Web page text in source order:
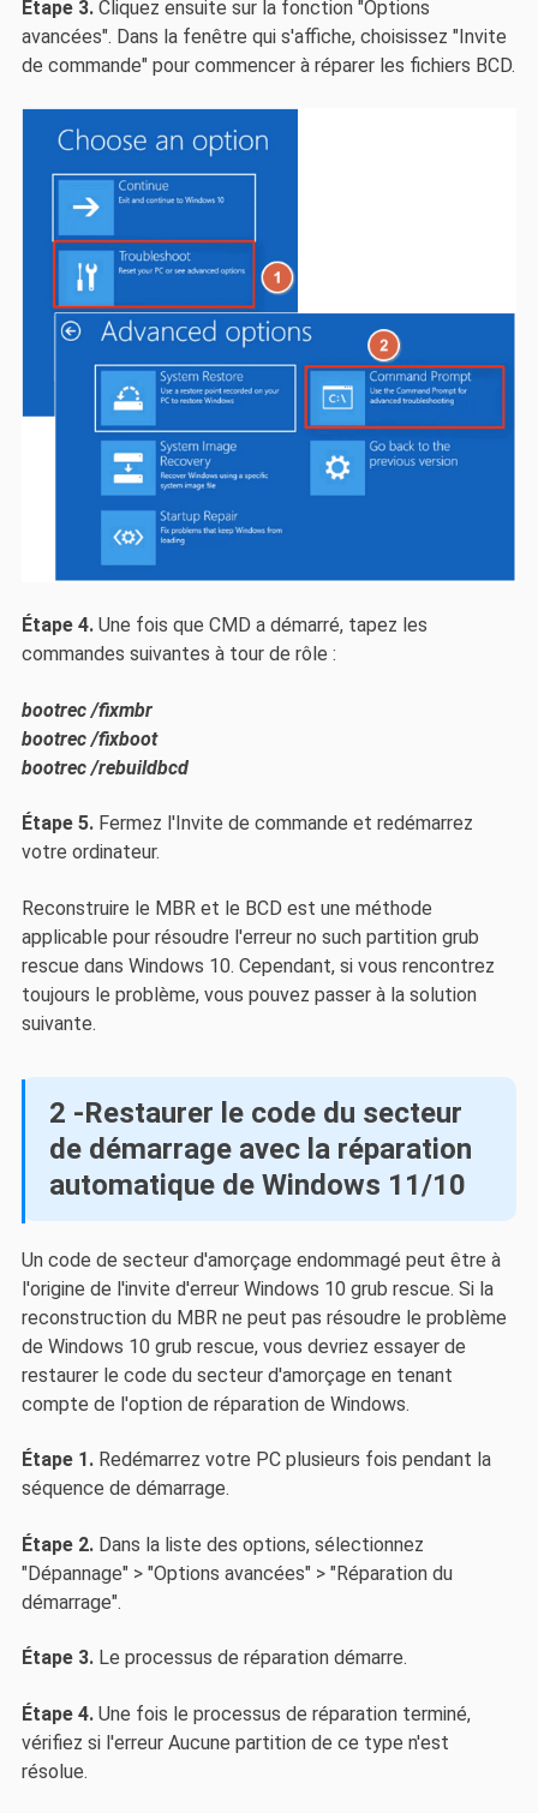
Étape 3. Cliquez ensuite sur la fonction "Options
avancées". Dans la fenêtre qui s'affiche, choisissez "Invite
de commande" pour commencer à réparer les fichiers BCD.
Étape 4. Une fois que CMD a démarré, tapez les
commandes suivantes à tour de rôle :
bootrec /fixmbr
bootrec /fixboot
bootrec /rebuildbcd
Étape 5. Fermez l'Invite de commande et redémarrez
votre ordinateur.
Reconstruire le MBR et le BCD est une méthode
applicable pour résoudre l'erreur no such partition grub
rescue dans Windows 10. Cependant, si vous rencontrez
toujours le problème, vous pouvez passer à la solution
suivante.
2 -Restaurer le code du secteur
de démarrage avec la réparation
automatique de Windows 11/10
Un code de secteur d'amorçage endommagé peut être à
l'origine de l'invite d'erreur Windows 10 grub rescue. Si la
reconstruction du MBR ne peut pas résoudre le problème
de Windows 10 grub rescue, vous devriez essayer de
restaurer le code du secteur d'amorçage en tenant
compte de l'option de réparation de Windows.
Étape 1. Redémarrez votre PC plusieurs fois pendant la
séquence de démarrage.
Étape 2. Dans la liste des options, sélectionnez
"Dépannage" > "Options avancées" > "Réparation du
démarrage".
Étape 3. Le processus de réparation démarre.
Étape 4. Une fois le processus de réparation terminé,
vérifiez si l'erreur Aucune partition de ce type n'est
résolue.